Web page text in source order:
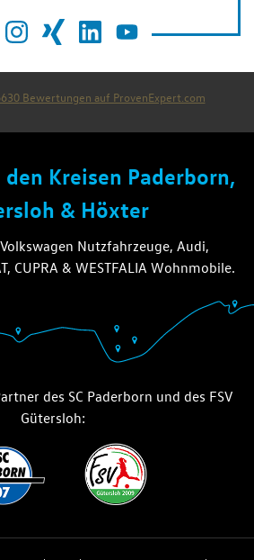
Bewertungen auf ProvenExpert.com
Kreisen Paderborn,
& Höxter
Nutzfahrzeuge, Audi,
CUPRA & WESTFALIA Wohnmobile.
des SC Paderborn und des FSV
Gütersloh: